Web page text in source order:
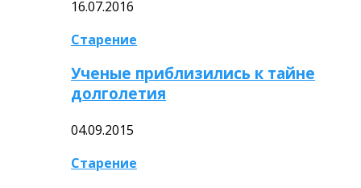
16.07.2016
Старение
Ученые приблизились к тайне
долголетия
04.09.2015
Старение